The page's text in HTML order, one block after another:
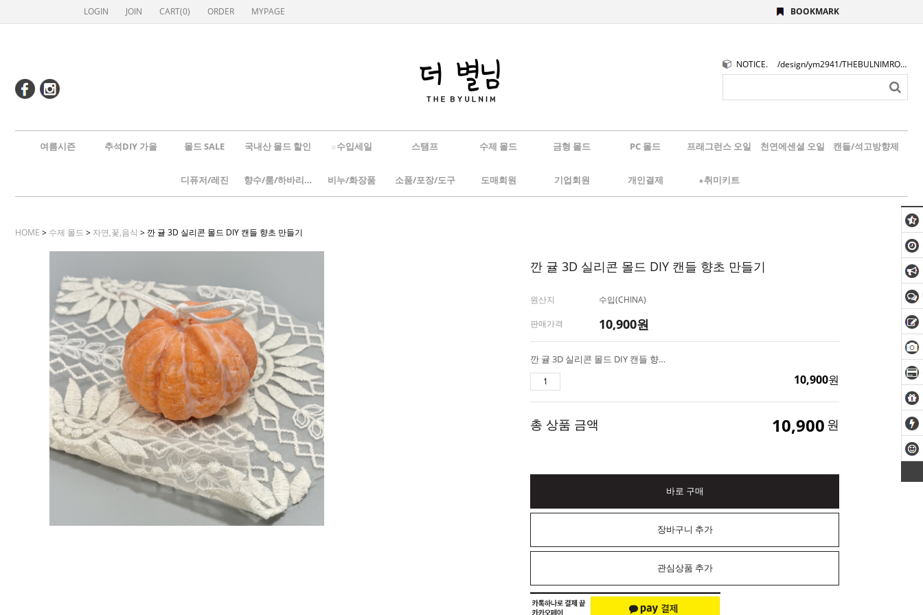
LOGIN JOIN CART(0) ORDER MYPAGE BOOKMARK
NOTICE. /design/ym2941/THEBULNIMROGO.png
여름시즌 추석DIY 가을 몰드 SALE 국내산 몰드 할인 ☆수입세일 스탬프 수제 몰드 금형 몰드 PC 몰드 프래그런스 오일 천연에센셜 오일 캔들/석고방향제
디퓨저/레진 향수/룸/하바리움 비누/화장품 소품/포장/도구 도매회원 기업회원 개인결제 ★취미키트
HOME > 수제 몰드 > 자연,꽃,음식 > 깐 귤 3D 실리콘 몰드 DIY 캔들 향초 만들기
깐 귤 3D 실리콘 몰드 DIY 캔들 향초 만들기
원산지 수입(CHINA)
판매가격 10,900원
깐 귤 3D 실리콘 몰드 DIY 캔들 향초 만들기
10,900원
총 상품 금액 10,900 원
바로 구매
장바구니 추가
관심상품 추가